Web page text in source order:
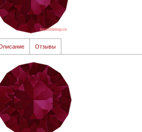
Отзывы